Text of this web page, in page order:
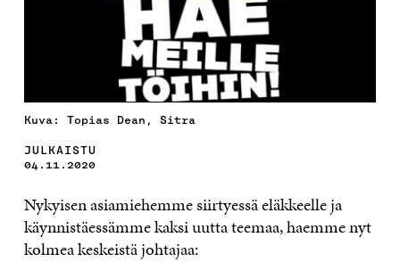
Kuva: Topias Dean, Sitra
JULKAISTU
04.11.2020
Nykyisen asiamiehemme siirtyessä eläkkeelle ja
käynnistäessämme kaksi uutta teemaa, haemme nyt
kolmea keskeistä johtajaa: